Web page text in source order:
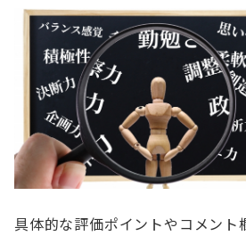
具体的な評価ポイントやコメント